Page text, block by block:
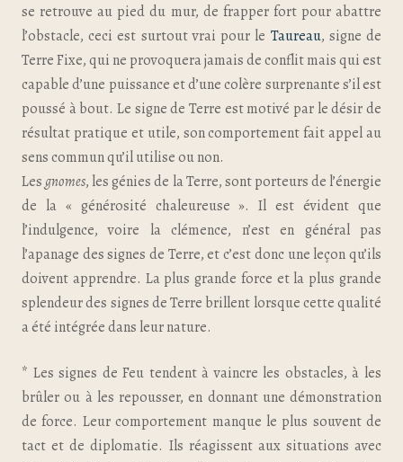
se retrouve au pied du mur, de frapper fort pour abattre
l’obstacle, ceci est surtout vrai pour le Taureau, signe de
Terre Fixe, qui ne provoquera jamais de conflit mais qui est
capable d’une puissance et d’une colère surprenante s’il est
poussé à bout. Le signe de Terre est motivé par le désir de
résultat pratique et utile, son comportement fait appel au
sens commun qu’il utilise ou non.
Lesgnomes, les génies de la Terre, sont porteurs de l’énergie
de la « générosité chaleureuse ». Il est évident que
l’indulgence, voire la clémence, n’est en général pas
l’apanage des signes de Terre, et c’est donc une leçon qu’ils
doivent apprendre. La plus grande force et la plus grande
splendeur des signes de Terre brillent lorsque cette qualité
a été intégrée dans leur nature.
* Les signes de Feu tendent à vaincre les obstacles, à les
brûler ou à les repousser, en donnant une démonstration
de force. Leur comportement manque le plus souvent de
tact et de diplomatie. Ils réagissent aux situations avec